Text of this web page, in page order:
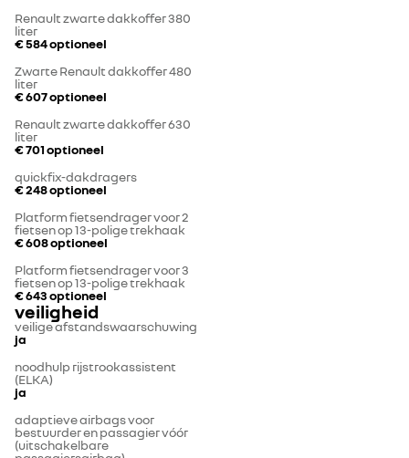
Renault zwarte dakkoffer 380
liter
€ 584optioneel
Zwarte Renault dakkoffer 480
liter
€ 607optioneel
Renault zwarte dakkoffer 630
liter
€ 701optioneel
quickfix-dakdragers
€ 248optioneel
Platform fietsendrager voor 2
fietsen op 13-polige trekhaak
€ 608optioneel
Platform fietsendrager voor 3
fietsen op 13-polige trekhaak
€ 643optioneel
veiligheid
veilige afstandswaarschuwing
ja
noodhulp rijstrookassistent
(ELKA)
ja
adaptieve airbags voor
bestuurder en passagier vóór
(uitschakelbare